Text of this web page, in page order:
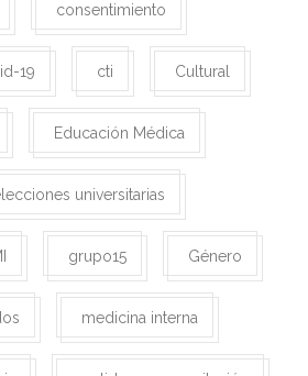
consentimiento
19 cti Cultural
Educación Médica
universitarias
grupo15 Género
medicina interna